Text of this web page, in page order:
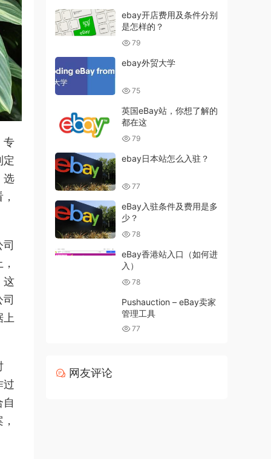
专
定
选
这
上
过
ebay开店费用及条件分别
是怎样的？
79
ebay外贸大学
75
英国eBay站，你想了解的
都在这
79
ebay日本站怎么入驻？
77
eBay入驻条件及费用是多
少？
78
eBay香港站入口（如何进
入）
78
Pushauction – eBay卖家
管理工具
77
网友评论